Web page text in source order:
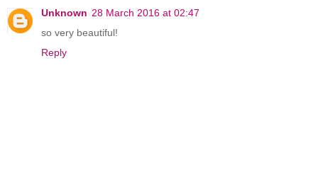
Unknown 28 March 2016 at 02:47
so very beautiful!
Reply